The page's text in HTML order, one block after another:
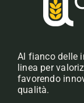
Al fianco delle
linea per
favorendo
qualità.